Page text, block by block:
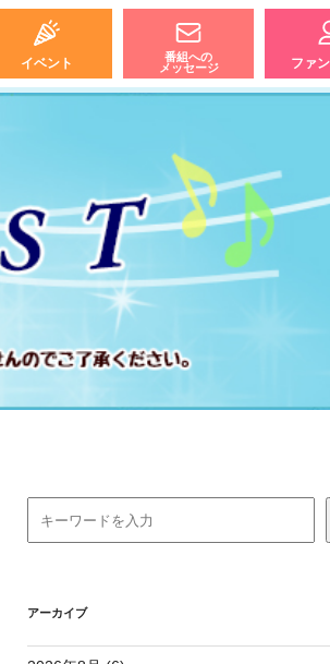
イベント
番組への
メッセージ
ファ
アーカイブ